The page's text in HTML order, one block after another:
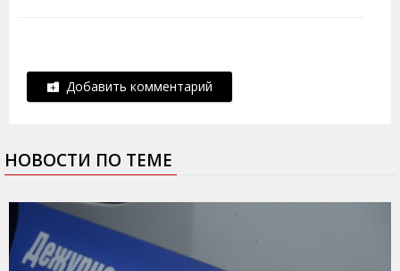
Добавить комментарий
НОВОСТИ ПО ТЕМЕ